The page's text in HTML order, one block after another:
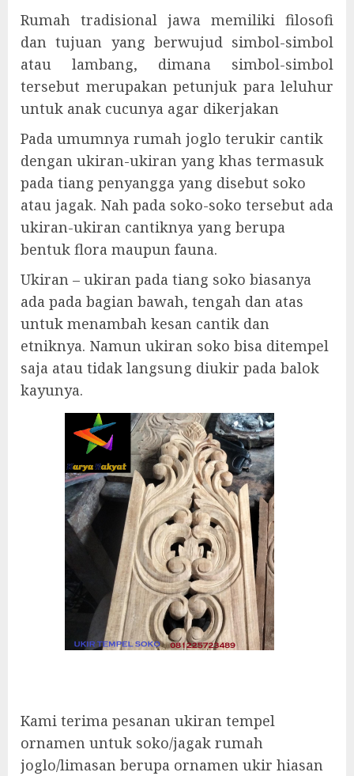
Rumah tradisional jawa memiliki filosofi
dan tujuan yang berwujud simbol-simbol
atau lambang, dimana simbol-simbol
tersebut merupakan petunjuk para leluhur
untuk anak cucunya agar dikerjakan
Pada umumnya rumah joglo terukir cantik
dengan ukiran-ukiran yang khas termasuk
pada tiang penyangga yang disebut soko
atau jagak. Nah pada soko-soko tersebut ada
ukiran-ukiran cantiknya yang berupa
bentuk flora maupun fauna.
Ukiran – ukiran pada tiang soko biasanya
ada pada bagian bawah, tengah dan atas
untuk menambah kesan cantik dan
etniknya. Namun ukiran soko bisa ditempel
saja atau tidak langsung diukir pada balok
kayunya.
Kami terima pesanan ukiran tempel
ornamen untuk soko/jagak rumah
joglo/limasan berupa ornamen ukir hiasan